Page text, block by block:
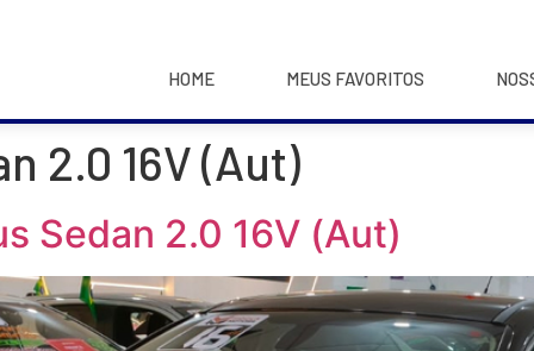
HOME MEUS FAVORITOS
2.0 16V (Aut)
Sedan 2.0 16V (Aut)